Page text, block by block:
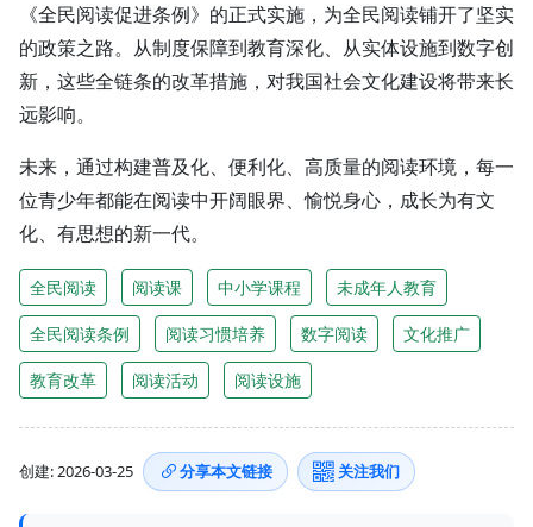
《全民阅读促进条例》的正式实施，为全民阅读铺开了坚实
的政策之路。从制度保障到教育深化、从实体设施到数字创
新，这些全链条的改革措施，对我国社会文化建设将带来长
远影响。
未来，通过构建普及化、便利化、高质量的阅读环境，每一
位青少年都能在阅读中开阔眼界、愉悦身心，成长为有文
化、有思想的新一代。
全民阅读 阅读课 中小学课程 未成年人教育
全民阅读条例 阅读习惯培养 数字阅读 文化推广
教育改革 阅读活动 阅读设施
创建: 2026-03-25 分享本文链接 关注我们